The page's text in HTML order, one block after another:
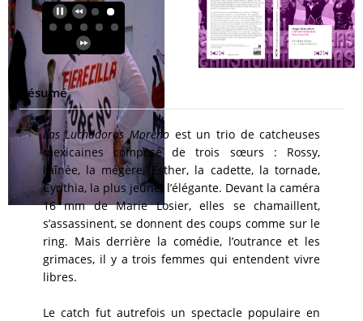
Résumé
Las Luchadoras Moreno est un trio de catcheuses
mexicaines composé de trois sœurs : Rossy,
l’aînée, la mégère, Esther, la cadette, la tornade,
Cynthia, la plus jeune, l’élégante. Devant la caméra
16 mm de Marie Losier, elles se chamaillent,
s’assassinent, se donnent des coups comme sur le
ring. Mais derrière la comédie, l’outrance et les
grimaces, il y a trois femmes qui entendent vivre
libres.
Le catch fut autrefois un spectacle populaire en